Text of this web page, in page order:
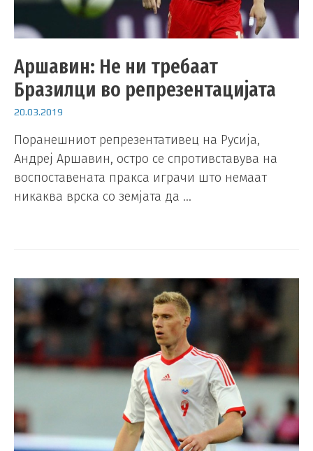
Аршавин: Не ни требаат
Бразилци во репрезентацијата
20.03.2019
Поранешниот репрезентативец на Русија,
Андреј Аршавин, остро се спротивставува на
воспоставената пракса играчи што немаат
никаква врска со земјата да …